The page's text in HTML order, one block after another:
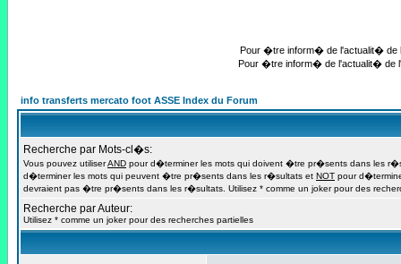
Pour �tre inform� de l'actualit� de
Pour �tre inform� de l'actualit� de
info transferts mercato foot ASSE Index du Forum
Recherche par Mots-cl�s:
Vous pouvez utiliserAND pour d�terminer les mots qui doivent �tre pr�sents dans les
d�terminer les mots qui peuvent �tre pr�sents dans les r�sultats et NOT pour
devraient pas �tre pr�sents dans les r�sultats. Utilisez * comme un joker pour des
Recherche par Auteur:
Utilisez * comme un joker pour des recherches partielles